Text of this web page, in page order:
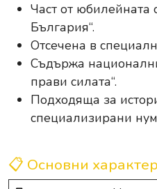
Част от юбилейната
България“.
Отсечена в
Съдържа
прави силата“.
Подходяща за
специализирани
📋 Основни